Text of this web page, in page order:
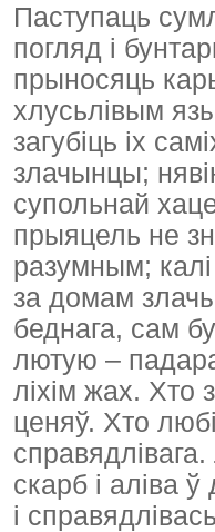
Паступаць
погляд і
прыносяць
хлусьлівым
загубіць іх
злачынцы;
супольнай
прыяцель не
разумным;
за домам
беднага, сам
лютую –
ліхім жах. Хто
ценяў. Хто
скарб і аліва
і